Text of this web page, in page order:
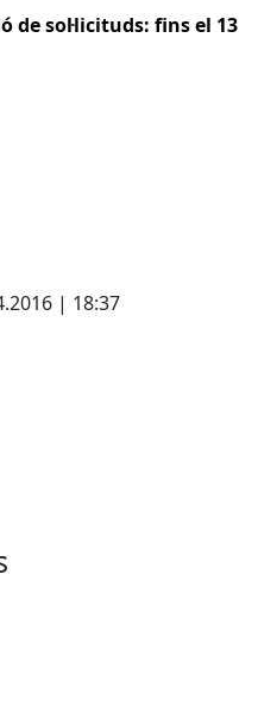
de sol·licituds: fins el 13
| 18:37